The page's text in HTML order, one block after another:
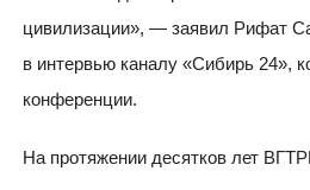
цивилизации», — заявил Рифат
в интервью каналу «Сибирь 24»,
конференции.
На протяжении десятков лет